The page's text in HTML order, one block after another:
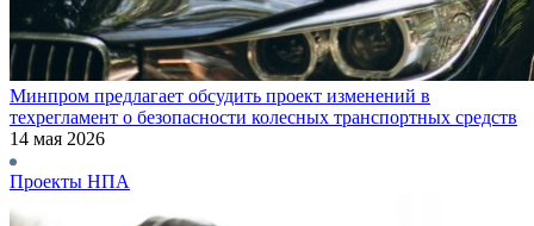
Минпром предлагает обсудить проект изменений в
техрегламент о безопасности колесных транспортных средств
14 мая 2026
Проекты НПА